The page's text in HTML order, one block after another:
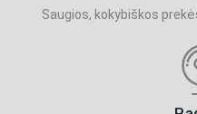
Saugios, kokybiškos